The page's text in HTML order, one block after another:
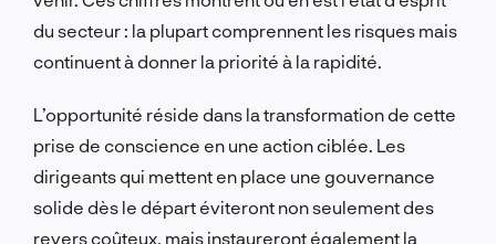
du secteur : la plupart comprennent les risques mais
continuent à donner la priorité à la rapidité.
L’opportunité réside dans la transformation de cette
prise de conscience en une action ciblée. Les
dirigeants qui mettent en place une gouvernance
solide dès le départ éviteront non seulement des
revers coûteux, mais instaureront également la